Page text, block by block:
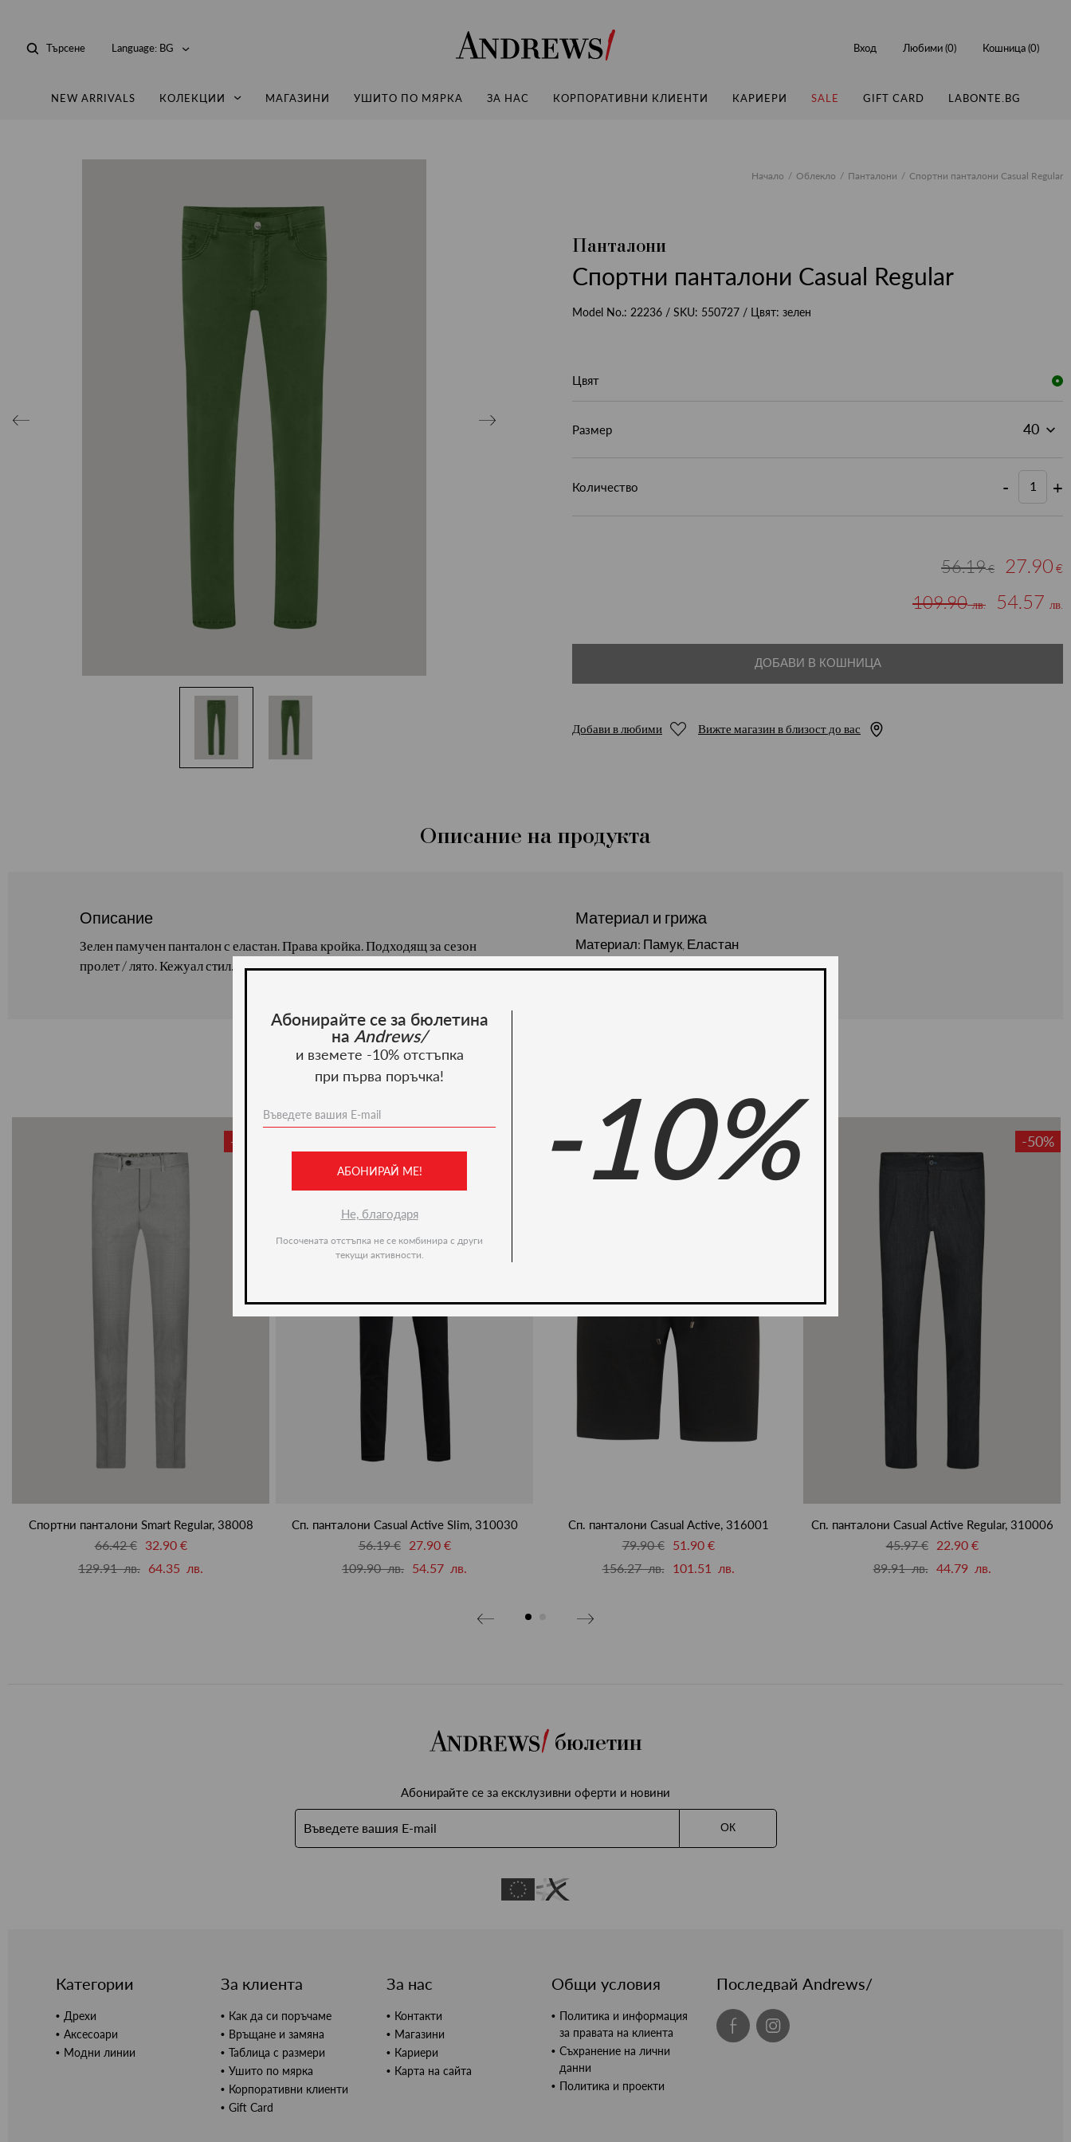
Andrews
Търсене Language: BG
NEW ARRIVALS КОЛЕКЦИИ МАГАЗИНИ УШИТО ПО МЯРКА ЗА НАС КОРПОРАТИВНИ КЛИЕНТИ КАРИЕРИ SALE GIFT CARD LABONTE.BG
Вход Любими (0) Кошница (0)
Начало Облекло Панталони Спортни панталони Casual Regular
Панталони
Спортни панталони Casual Regular
Model No.: 22236 / SKU: 550727 / Цвят: зелен
Цвят
Размер
Количество - +
56.19€ 27.90 €
109.90лв. 54.57 лв.
ДОБАВИ В КОШНИЦА
Добави в любими Вижте магазин в близост до вас
Описание на продукта
Описание
Зелен памучен панталон с еластан. Права кройка. Подходящ за сезон
пролет / лято. Кежуал стил. Състав : 98 % памук, 2 % еластан
Материал и грижа
Материал: Памук, Еластан
Ние препоръчваме
-50%
Спортни панталони Smart Regular, 38008
66.42 €
32.90 €
129.91 лв. 64.35 лв.
Сп. панталони Casual Active Slim, 310030
56.19 €
27.90 €
109.90 лв. 54.57 лв.
-35%
Сп. панталони Casual Active, 316001
79.90 €
51.90 €
156.27 лв.
101.51 лв.
-50%
Сп. панталони Casual Active Regular, 310006
45.97 €
22.90 €
89.91 лв. 44.79 лв.
бюлетин
Абонирайте се за ексклузивни оферти и новини
ОК
Категории
Дрехи
Аксесоари
Модни линии
За клиента
Как да си поръчаме
Връщане и замяна
Таблица с размери
Ушито по мярка
Корпоративни клиенти
Gift Card
За нас
Контакти
Магазини
Кариери
Карта на сайта
Общи условия
Политика и информация
за правата на клиента
Съхранение на лични
данни
Политика и проекти
Последвай Andrews/
Абонирайте се за бюлетина
на Andrews/
и вземете -10% отстъпка
при първа поръчка!
АБОНИРАЙ МЕ!
Не, благодаря
Посочената отстъпка не се комбинира с други
текущи активности.
-10%